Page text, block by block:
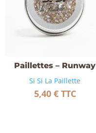
Paillettes – Runway
Si Si La Paillette
5,40 € TTC